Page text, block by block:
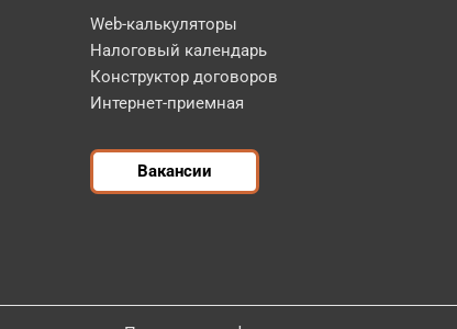
Web-калькуляторы
Налоговый календарь
Конструктор договоров
Интернет-приемная
Вакансии